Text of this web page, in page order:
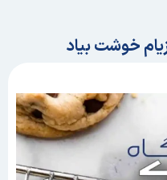
خوشت بیاد